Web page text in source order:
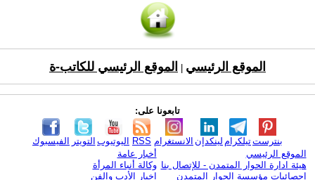
الموقع الرئيسي الموقع الرئيسي للكاتب-ة
تابعونا على:
الفيسبوك التويتر اليوتيوب RSS الانستغرام لينكدإن تيلكرامبنترست
الموقع الرئيسي
هيئة ادارة الحوار المتمدن - للإتصال بنا
إحصائيات مؤسسة الحوار المتمدن
أخبار عامة
وكالة أنباء المرأة
اخبار الأدب والفن